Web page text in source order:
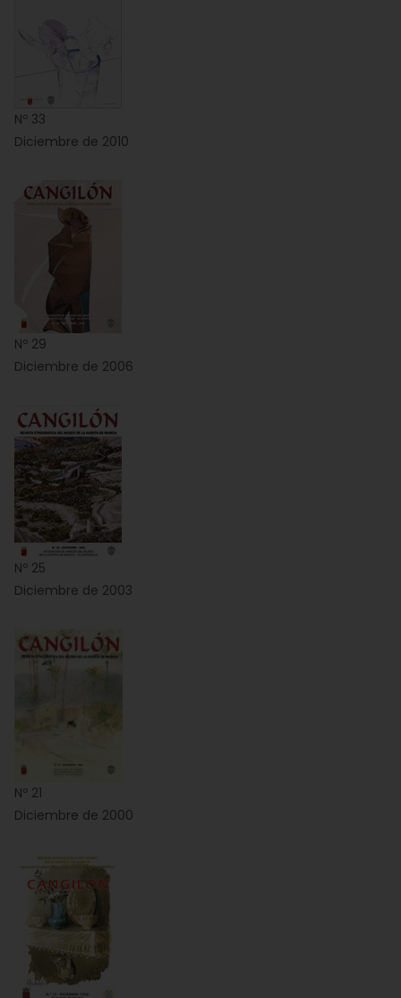
Nº 33
Diciembre de 2010
Nº 29
Diciembre de 2006
Nº 25
Diciembre de 2003
Nº 21
Diciembre de 2000